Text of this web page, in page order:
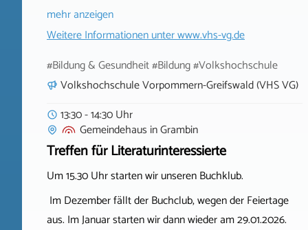
mehr anzeigen
Weitere Informationen unterwww.vhs-vg.de
#Bildung & Gesundheit #Bildung #Volkshochschule
Volkshochschule Vorpommern-Greifswald (VHS VG)
13:30 - 14:30 Uhr
Gemeindehaus inGrambin
Treffen für Literaturinteressierte
Um 15.30 Uhr starten wir unseren Buchklub.
Im Dezember fällt der Buchclub, wegen der Feiertage
aus. Im Januar starten wir dann wieder am 29.01.2026.